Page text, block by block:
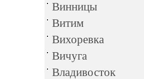
Винницы
Витим
Вихоревка
Вичуга
Владивосток